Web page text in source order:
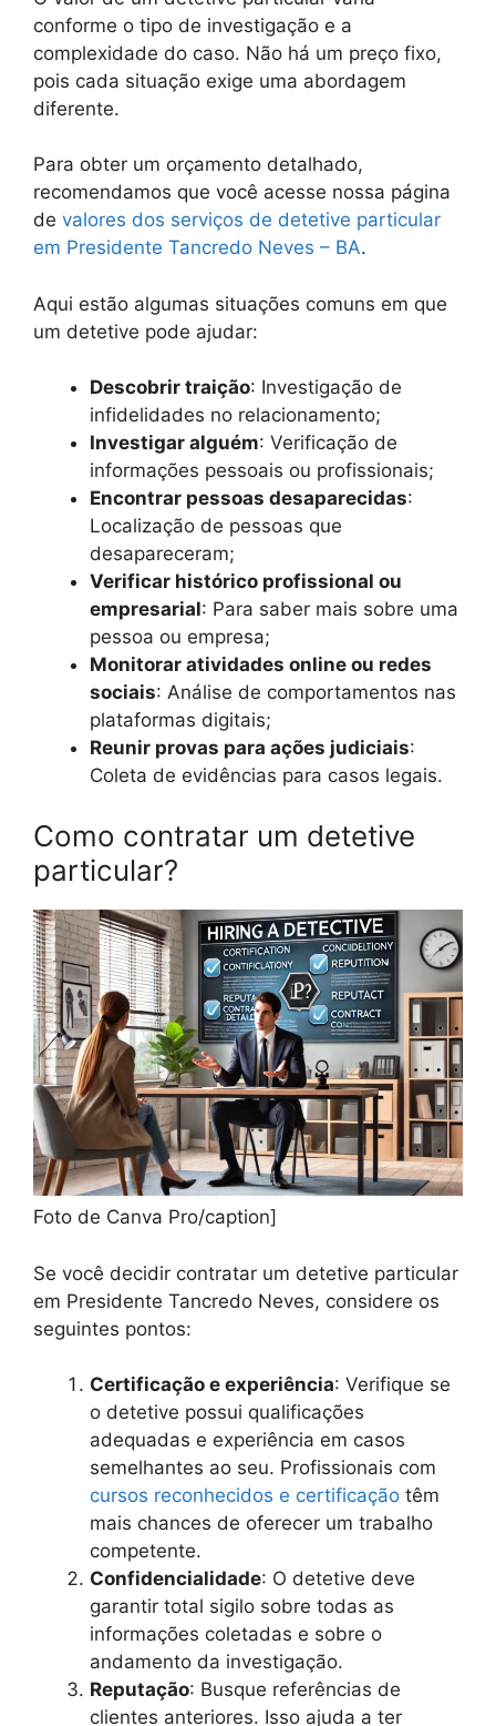
conforme o tipo de investigação e a
complexidade do caso. Não há um preço fixo,
pois cada situação exige uma abordagem
diferente.
Para obter um orçamento detalhado,
recomendamos que você acesse nossa página
de valores dos serviços de detetive particular
em Presidente Tancredo Neves – BA.
Aqui estão algumas situações comuns em que
um detetive pode ajudar:
Descobrir traição: Investigação de
infidelidades no relacionamento;
Investigar alguém: Verificação de
informações pessoais ou profissionais;
Encontrar pessoas desaparecidas:
Localização de pessoas que
desapareceram;
Verificar histórico profissional ou
empresarial: Para saber mais sobre uma
pessoa ou empresa;
Monitorar atividades online ou redes
sociais: Análise de comportamentos nas
plataformas digitais;
Reunir provas para ações judiciais:
Coleta de evidências para casos legais.
Como contratar um detetive
particular?
Foto de Canva Pro/caption]
Se você decidir contratar um detetive particular
em Presidente Tancredo Neves, considere os
seguintes pontos:
Certificação e experiência: Verifique se
o detetive possui qualificações
adequadas e experiência em casos
semelhantes ao seu. Profissionais com
cursos reconhecidos e certificação têm
mais chances de oferecer um trabalho
competente.
Confidencialidade: O detetive deve
garantir total sigilo sobre todas as
informações coletadas e sobre o
andamento da investigação.
Reputação: Busque referências de
clientes anteriores. Isso ajuda a ter